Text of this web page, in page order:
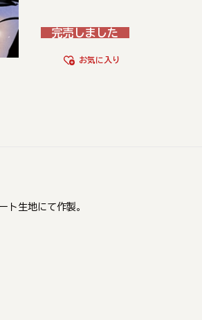
完売しました
お気に入り
ト生地にて作製。